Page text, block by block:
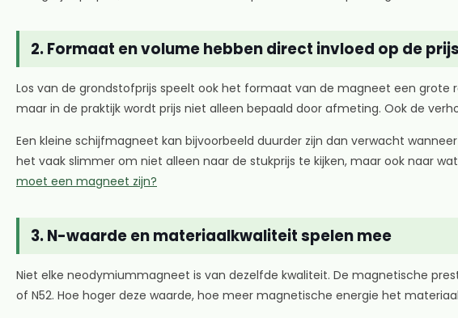
2. Formaat en volume hebben direct invloed op de prijs
Los van de grondstofprijs speelt ook het formaat van de magneet een
maar in de praktijk wordt prijs niet alleen bepaald door afmeting. Ook de
Een kleine schijfmagneet kan bijvoorbeeld duurder zijn dan verwacht
het vaak slimmer om niet alleen naar de stukprijs te kijken, maar ook naar
moet een magneet zijn?
3. N-waarde en materiaalkwaliteit spelen mee
Niet elke neodymiummagneet is van dezelfde kwaliteit. De magnetische
of N52. Hoe hoger deze waarde, hoe meer magnetische energie het